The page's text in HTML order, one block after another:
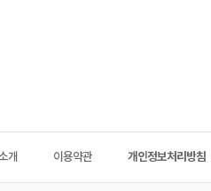
개 이용약관 개인정보처리방침